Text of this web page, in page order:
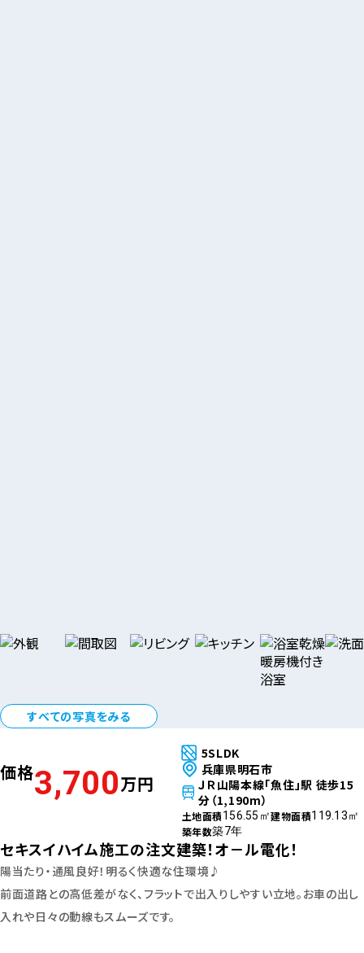
すべての写真をみる
価格3,700万円
5SLDK
兵庫県明石市
ＪＲ山陽本線「魚住」駅 徒歩15
分（1,190m）
土地面積156.55㎡建物面積119.13㎡
築年数築7年
セキスイハイム施工の注文建築！オ－ル電化！
陽当たり・通風良好！明るく快適な住環境♪
前面道路との高低差がなく、フラットで出入りしやすい立地。お車の出し
入れや日々の動線もスムーズです。